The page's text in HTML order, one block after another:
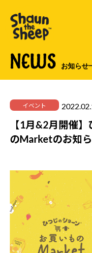
NEWS お知らせ
イベント
【1月&2月開催
のMarketのお知